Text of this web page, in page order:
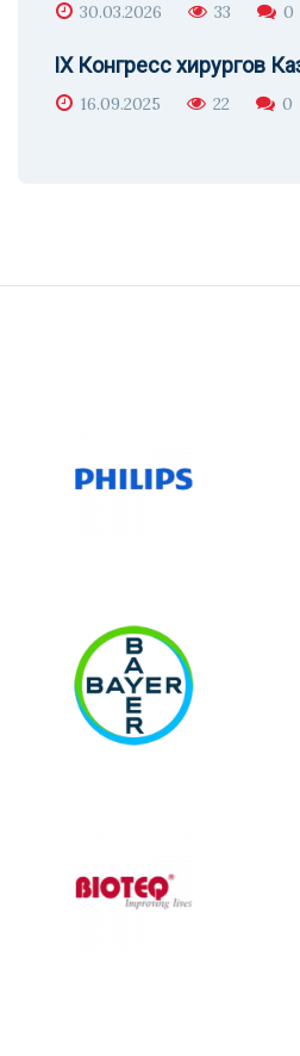
30.03.2026 33 0
IX Конгресс хирургов
16.09.2025 22 0